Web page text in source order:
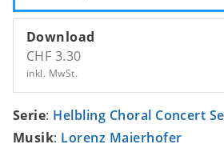
Download
CHF 3.30
inkl. MwSt.
Serie: Helbling Choral Concert
Musik: Lorenz Maierhofer